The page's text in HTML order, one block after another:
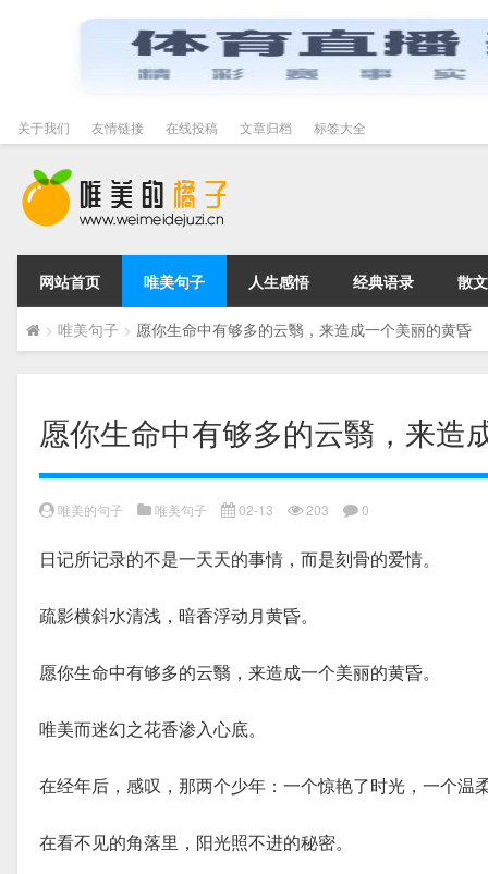
关于我们 友情链接 在线投稿 文章归档 标签大全
网站首页 唯美句子 人生感悟 经典语录 散
> 唯美句子 > 愿你生命中有够多的云翳，来造成一个美丽的黄昏
愿你生命中有够多的云翳，来造
唯美的句子 唯美句子 02-13 203 0
日记所记录的不是一天天的事情，而是刻骨的爱情。
疏影横斜水清浅，暗香浮动月黄昏。
愿你生命中有够多的云翳，来造成一个美丽的黄昏。
唯美而迷幻之花香渗入心底。
在经年后，感叹，那两个少年：一个惊艳了时光，一个温柔
在看不见的角落里，阳光照不进的秘密。